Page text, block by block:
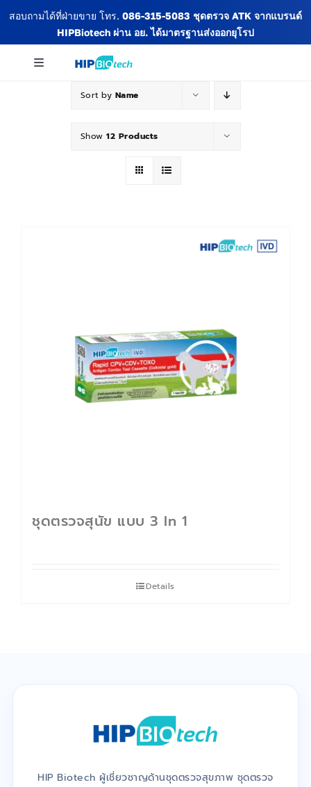
สอบถามได้ที่ฝ่ายขาย โทร. 086-315-5083 ชุดตรวจ ATK จากแบรนด์
HIPBiotech ผ่าน อย. ได้มาตรฐานส่งออกยุโรป
Toggle
Sort by Name
Show 12 Products
ชุดตรวจสุนัข แบบ 3 In 1
Details
HIP Biotech ผู้เชี่ยวชาญด้านชุดตรวจสุขภาพ ชุดตรวจ